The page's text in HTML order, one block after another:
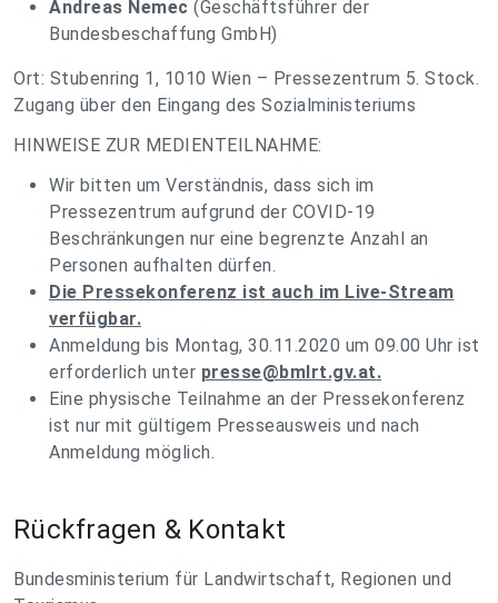
Andreas Nemec (Geschäftsführer der
Bundesbeschaffung GmbH)
Ort: Stubenring 1, 1010 Wien – Pressezentrum 5. Stock.
Zugang über den Eingang des Sozialministeriums
HINWEISE ZUR MEDIENTEILNAHME:
Wir bitten um Verständnis, dass sich im
Pressezentrum aufgrund der COVID-19
Beschränkungen nur eine begrenzte Anzahl an
Personen aufhalten dürfen.
Die Pressekonferenz ist auch im Live-Stream
verfügbar.
Anmeldung bis Montag, 30.11.2020 um 09.00 Uhr ist
erforderlich unter presse@bmlrt.gv.at.
Eine physische Teilnahme an der Pressekonferenz
ist nur mit gültigem Presseausweis und nach
Anmeldung möglich.
Rückfragen & Kontakt
Bundesministerium für Landwirtschaft, Regionen und